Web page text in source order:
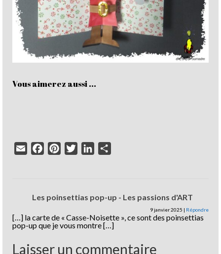
Vous aimerez aussi ...
Email FacebookPinterestTwitterLinkedIn
Les poinsettias pop-up - Les passions d'ART
9 janvier 2025 | Répondre
[…] la carte de « Casse-Noisette », ce sont des poinsettias
pop-up que je vous montre […]
Laisser un commentaire